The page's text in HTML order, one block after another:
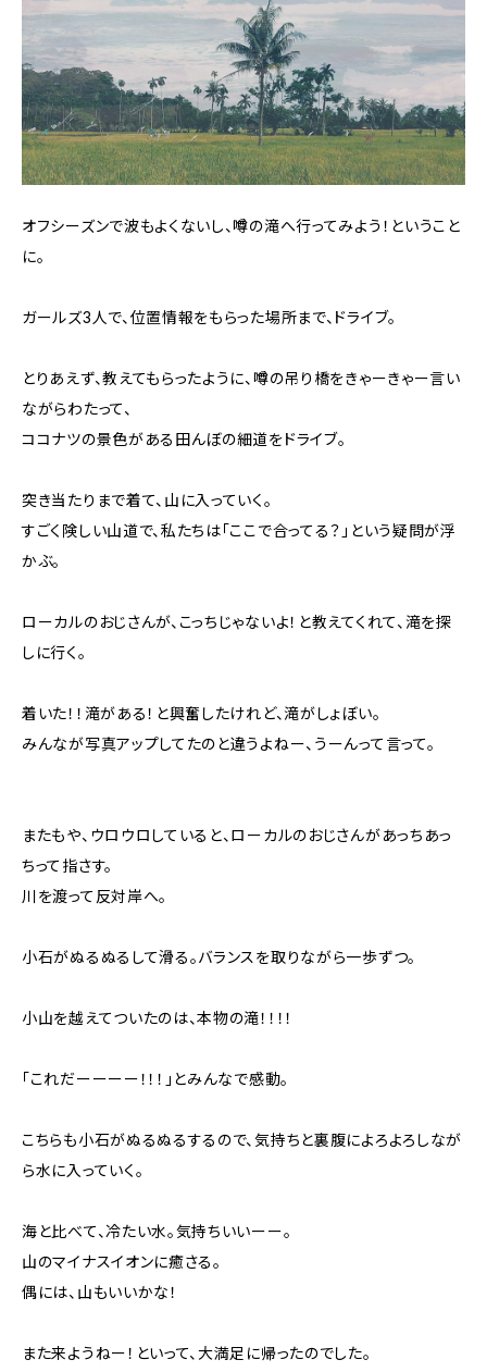
オフシーズンで波もよくないし、噂の滝へ行ってみよう！ということ
に。
ガールズ3人で、位置情報をもらった場所まで、ドライブ。
とりあえず、教えてもらったように、噂の吊り橋をきゃーきゃー言い
ながらわたって、
ココナツの景色がある田んぼの細道をドライブ。
突き当たりまで着て、山に入っていく。
すごく険しい山道で、私たちは「ここで合ってる？」という疑問が浮
かぶ。
ローカルのおじさんが、こっちじゃないよ！と教えてくれて、滝を探
しに行く。
着いた！！滝がある！と興奮したけれど、滝がしょぼい。
みんなが写真アップしてたのと違うよねー、うーんって言って。
またもや、ウロウロしていると、ローカルのおじさんがあっちあっ
ちって指さす。
川を渡って反対岸へ。
小石がぬるぬるして滑る。バランスを取りながら一歩ずつ。
小山を越えてついたのは、本物の滝！！！！
「これだーーーー！！！」とみんなで感動。
こちらも小石がぬるぬるするので、気持ちと裏腹によろよろしなが
ら水に入っていく。
海と比べて、冷たい水。気持ちいいーー。
山のマイナスイオンに癒さる。
偶には、山もいいかな！
また来ようねー！といって、大満足に帰ったのでした。